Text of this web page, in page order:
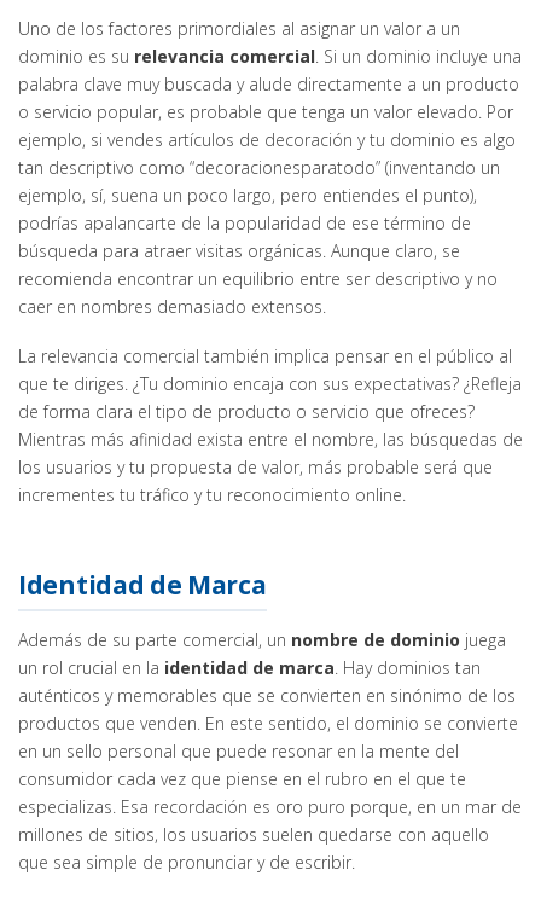
Uno de los factores primordiales al asignar un valor a un
dominio es su relevancia comercial. Si un dominio incluye una
palabra clave muy buscada y alude directamente a un producto
o servicio popular, es probable que tenga un valor elevado. Por
ejemplo, si vendes artículos de decoración y tu dominio es algo
tan descriptivo como “decoracionesparatodo” (inventando un
ejemplo, sí, suena un poco largo, pero entiendes el punto),
podrías apalancarte de la popularidad de ese término de
búsqueda para atraer visitas orgánicas. Aunque claro, se
recomienda encontrar un equilibrio entre ser descriptivo y no
caer en nombres demasiado extensos.
La relevancia comercial también implica pensar en el público al
que te diriges. ¿Tu dominio encaja con sus expectativas? ¿Refleja
de forma clara el tipo de producto o servicio que ofreces?
Mientras más afinidad exista entre el nombre, las búsquedas de
los usuarios y tu propuesta de valor, más probable será que
incrementes tu tráfico y tu reconocimiento online.
Identidad de Marca
Además de su parte comercial, un nombre de dominio juega
un rol crucial en la identidad de marca. Hay dominios tan
auténticos y memorables que se convierten en sinónimo de los
productos que venden. En este sentido, el dominio se convierte
en un sello personal que puede resonar en la mente del
consumidor cada vez que piense en el rubro en el que te
especializas. Esa recordación es oro puro porque, en un mar de
millones de sitios, los usuarios suelen quedarse con aquello
que sea simple de pronunciar y de escribir.